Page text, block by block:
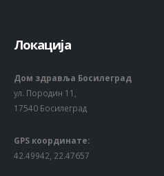
Локација
Дом здравља Босилеград
ул. Породин 11,
17540 Босилеград
GPS координате:
42.49942, 22.47657